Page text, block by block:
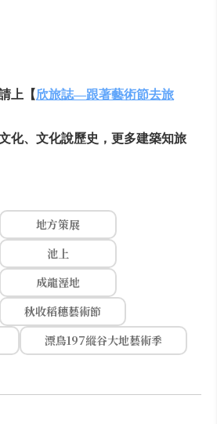
上【欣旅誌—跟著藝術節去旅
化、文化說歷史，更多建築知旅
地方策展
池上
成龍溼地
秋收稻穗藝術節
漂鳥197縱谷大地藝術季